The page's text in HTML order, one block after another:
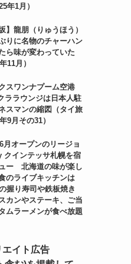
年1月）
】龍朋（りゅうほう）
りに名物のチャーハン
ら味が変わっていた
11月）
スワンナプーム空港
ララウンジは日本人駐
スマンの縮図（タイ旅
9月その31）
月オープンのリージョ
クインテッサ札幌を宿
ー 北海道の味が楽し
のライブキッチンは
握り寿司や鉄板焼き
カンやステーキ、ご当
ムラーメンが食べ放題
エイト広告